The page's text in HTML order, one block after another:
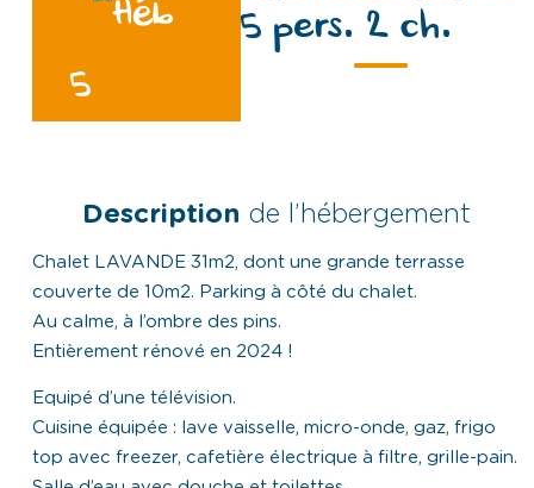
5
5 pers. 2 ch.
Description de l’hébergement
Chalet LAVANDE 31m2, dont une grande terrasse
couverte de 10m2. Parking à côté du chalet.
Au calme, à l’ombre des pins.
Entièrement rénové en 2024 !
Equipé d’une télévision.
Cuisine équipée : lave vaisselle, micro-onde, gaz, frigo
top avec freezer, cafetière électrique à filtre, grille-pain.